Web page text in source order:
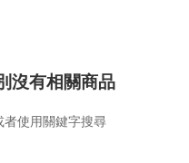
沒有相關商品
使用關鍵字搜尋